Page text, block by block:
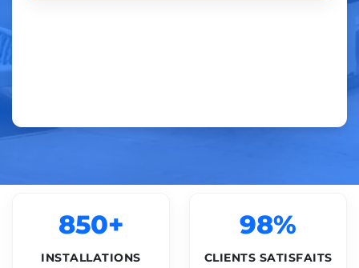
850+
INSTALLATIONS
98%
CLIENTS SATISFAITS